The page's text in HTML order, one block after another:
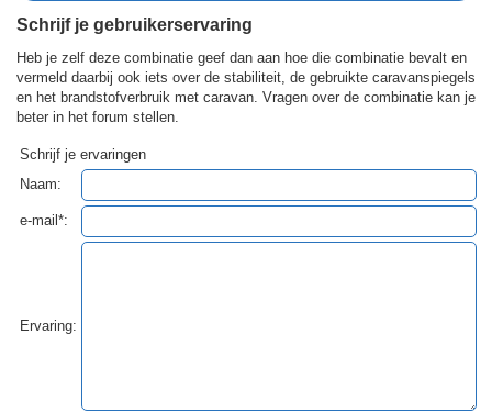
Schrijf je gebruikerservaring
Heb je zelf deze combinatie geef dan aan hoe die combinatie bevalt en
vermeld daarbij ook iets over de stabiliteit, de gebruikte caravanspiegels
en het brandstofverbruik met caravan. Vragen over de combinatie kan je
beter in het forum stellen.
Schrijf je ervaringen
Naam:
e-mail*:
Ervaring: